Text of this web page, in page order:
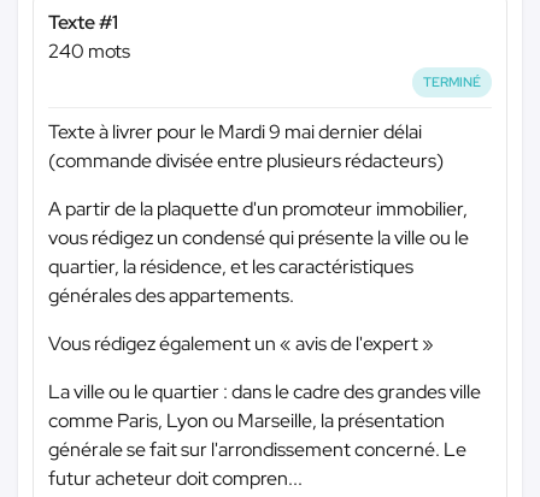
Texte #1
240 mots
TERMINÉ
Texte à livrer pour le Mardi 9 mai dernier délai
(commande divisée entre plusieurs rédacteurs)
A partir de la plaquette d'un promoteur immobilier,
vous rédigez un condensé qui présente la ville ou le
quartier, la résidence, et les caractéristiques
générales des appartements.
Vous rédigez également un « avis de l'expert »
La ville ou le quartier : dans le cadre des grandes ville
comme Paris, Lyon ou Marseille, la présentation
générale se fait sur l'arrondissement concerné. Le
futur acheteur doit compren...